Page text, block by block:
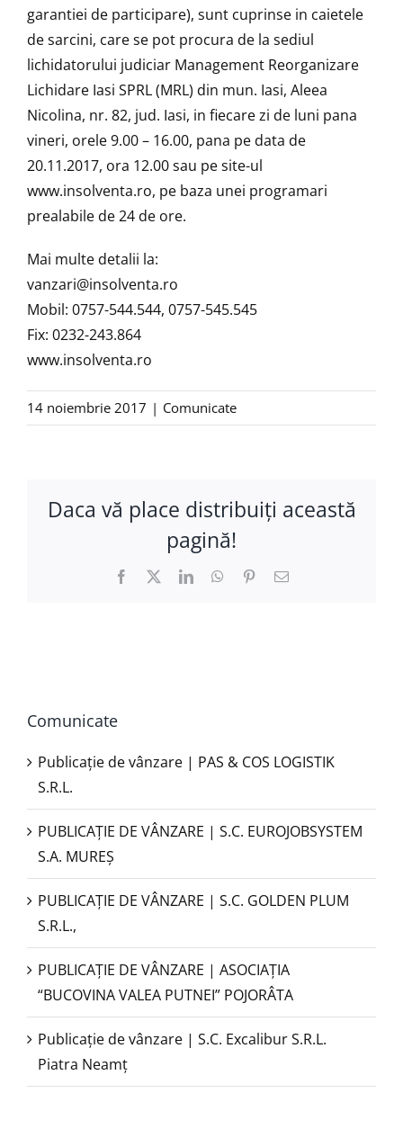
garantiei de participare), sunt cuprinse in caietele
de sarcini, care se pot procura de la sediul
lichidatorului judiciar Management Reorganizare
Lichidare Iasi SPRL (MRL) din mun. Iasi, Aleea
Nicolina, nr. 82, jud. Iasi, in fiecare zi de luni pana
vineri, orele 9.00 – 16.00, pana pe data de
20.11.2017, ora 12.00 sau pe site-ul
www.insolventa.ro, pe baza unei programari
prealabile de 24 de ore.
Mai multe detalii la:
vanzari@insolventa.ro
Mobil: 0757-544.544, 0757-545.545
Fix: 0232-243.864
www.insolventa.ro
14 noiembrie 2017 | Comunicate
Daca vă place distribuiţi această
pagină!
Facebook LinkedInWhatsApp
Pinterest
E-
Comunicate
Publicație de vânzare | PAS & COS LOGISTIK
S.R.L.
PUBLICAŢIE DE VÂNZARE | S.C. EUROJOBSYSTEM
S.A. MUREȘ
PUBLICAȚIE DE VÂNZARE | S.C. GOLDEN PLUM
S.R.L.,
PUBLICAŢIE DE VÂNZARE | ASOCIAȚIA
“BUCOVINA VALEA PUTNEI” POJORÂTA
Publicație de vânzare | S.C. Excalibur S.R.L.
Piatra Neamţ